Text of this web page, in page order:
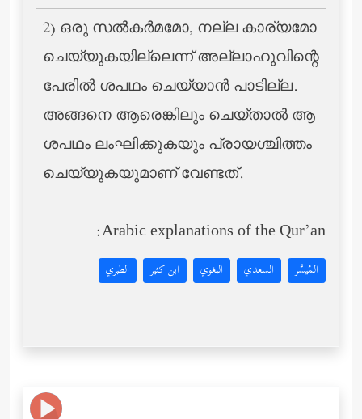
2) ഒരു സല്‍കര്‍മമോ, നല്ല കാര്യമോ
ചെയ്യുകയില്ലെന്ന് അല്ലാഹുവിന്റെ
പേരില്‍ ശപഥം ചെയ്യാന്‍ പാടില്ല.
അങ്ങനെ ആരെങ്കിലും ചെയ്താല്‍ ആ
ശപഥം ലംഘിക്കുകയും പ്രായശ്ചിത്തം
ചെയ്യുകയുമാണ് വേണ്ടത്.
Arabic explanations of the Qur’an:
المُيسَّر السعدي البغوي ابن كثير الطبري